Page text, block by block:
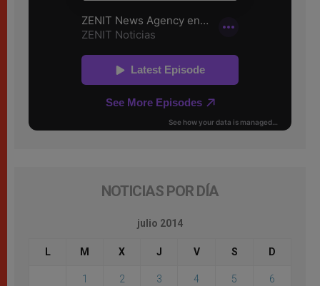
NOTICIAS POR DÍA
julio 2014
L M X J V S D
1 2 3 4 5 6